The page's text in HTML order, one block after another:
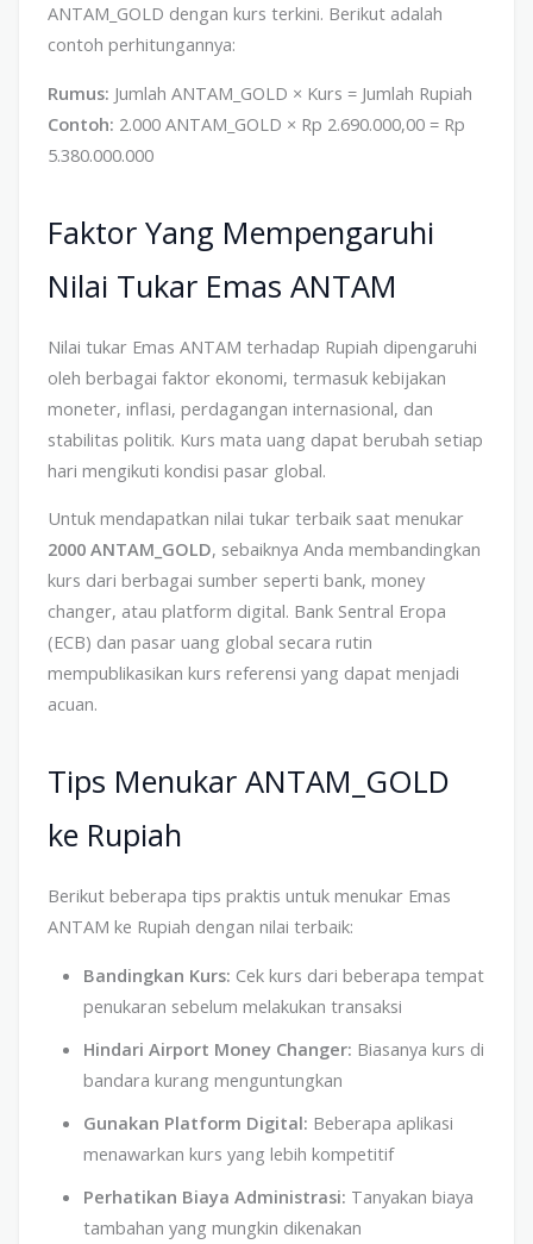
ANTAM_GOLD dengan kurs terkini. Berikut adalah
contoh perhitungannya:
Rumus: Jumlah ANTAM_GOLD × Kurs = Jumlah Rupiah
Contoh: 2.000 ANTAM_GOLD × Rp 2.690.000,00 = Rp
5.380.000.000
Faktor Yang Mempengaruhi
Nilai Tukar Emas ANTAM
Nilai tukar Emas ANTAM terhadap Rupiah dipengaruhi
oleh berbagai faktor ekonomi, termasuk kebijakan
moneter, inflasi, perdagangan internasional, dan
stabilitas politik. Kurs mata uang dapat berubah setiap
hari mengikuti kondisi pasar global.
Untuk mendapatkan nilai tukar terbaik saat menukar
2000 ANTAM_GOLD, sebaiknya Anda membandingkan
kurs dari berbagai sumber seperti bank, money
changer, atau platform digital. Bank Sentral Eropa
(ECB) dan pasar uang global secara rutin
mempublikasikan kurs referensi yang dapat menjadi
acuan.
Tips Menukar ANTAM_GOLD
ke Rupiah
Berikut beberapa tips praktis untuk menukar Emas
ANTAM ke Rupiah dengan nilai terbaik:
Bandingkan Kurs: Cek kurs dari beberapa tempat
penukaran sebelum melakukan transaksi
Hindari Airport Money Changer: Biasanya kurs di
bandara kurang menguntungkan
Gunakan Platform Digital: Beberapa aplikasi
menawarkan kurs yang lebih kompetitif
Perhatikan Biaya Administrasi: Tanyakan biaya
tambahan yang mungkin dikenakan